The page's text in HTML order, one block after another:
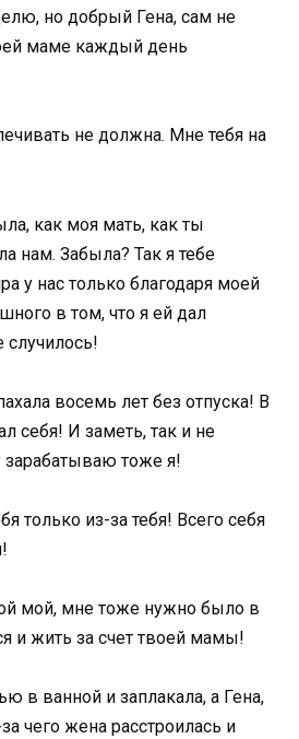
но добрый Гена, сам не
маме каждый день
не должна. Мне тебя на
как моя мать, как ты
нам. Забыла? Так я тебе
у нас только благодаря моей
в том, что я ей дал
случилось!
восемь лет без отпуска! В
себя! И заметь, так и не
тоже я!
только из-за тебя! Всего себя
мой, мне тоже нужно было в
и жить за счет твоей мамы!
в ванной и заплакала, а Гена,
чего жена расстроилась и